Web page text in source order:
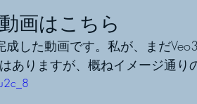
画はこちら
した動画です。私が、まだ
りますが、概ねイメージ通り